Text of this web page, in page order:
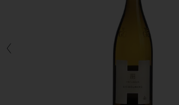
Back